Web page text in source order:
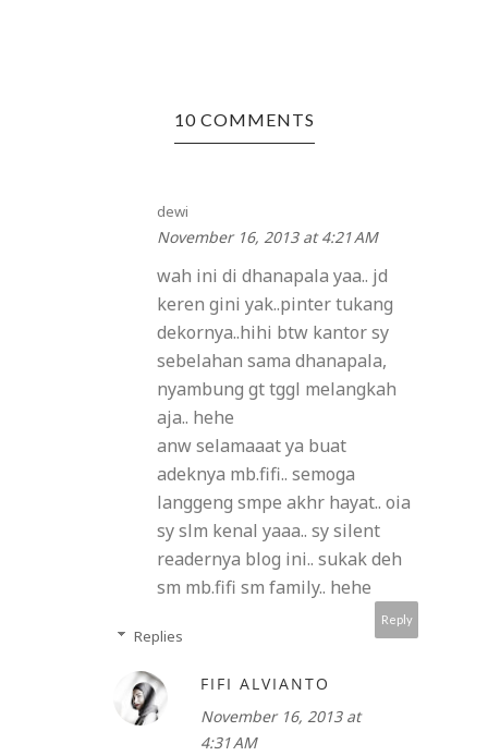
10 COMMENTS
dewi
November 16, 2013 at 4:21 AM
wah ini di dhanapala yaa.. jd
keren gini yak..pinter tukang
dekornya..hihi btw kantor sy
sebelahan sama dhanapala,
nyambung gt tggl melangkah
aja.. hehe
anw selamaaat ya buat
adeknya mb.fifi.. semoga
langgeng smpe akhr hayat.. oia
sy slm kenal yaaa.. sy silent
readernya blog ini.. sukak deh
sm mb.fifi sm family.. hehe
Reply
Replies
FIFI ALVIANTO
November 16, 2013 at
4:31 AM